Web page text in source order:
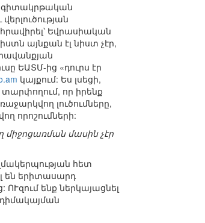
գիտակրթական
Եվրասիական
այնքան էլ նիստ չէր,
ԵԱՏՄ-ից «դուրս էր
կայքում: Ես լսեցի,
տարփողում, որ իրենք
լուծումները,
որոշումների:
մասին չէր
հետ
են երիտասարդ
ենք ներկայացնել